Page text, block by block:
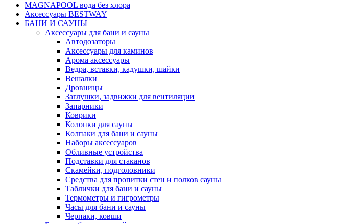
MAGNAPOOL вода без хлора
Аксессуары BESTWAY
БАНИ И САУНЫ
Аксессуары для бани и сауны
Автодозаторы
Аксессуары для каминов
Арома аксессуары
Ведра, вставки, кадушки, шайки
Вешалки
Дровницы
Заглушки, задвижки для вентиляции
Запарники
Коврики
Колонки для сауны
Колпаки для бани и сауны
Наборы аксессуаров
Обливные устройства
Подставки для стаканов
Скамейки, подголовники
Средства для пропитки стен и полков сауны
Таблички для бани и сауны
Термометры и гигрометры
Часы для бани и сауны
Черпаки, ковши